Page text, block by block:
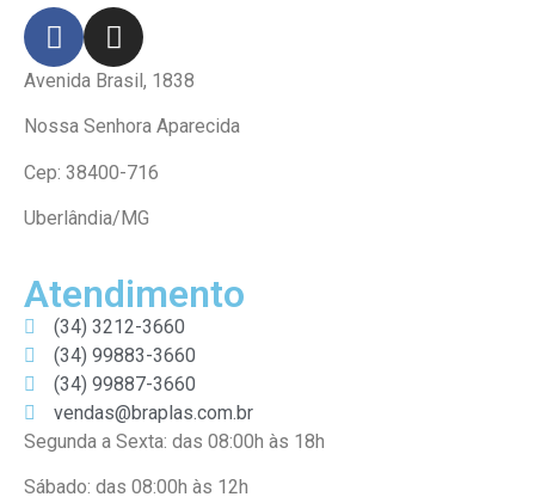
Avenida Brasil, 1838
Nossa Senhora Aparecida
Cep: 38400-716
Uberlândia/MG
Atendimento
(34) 3212-3660
(34) 99883-3660
(34) 99887-3660
vendas@braplas.com.br
Segunda a Sexta: das 08:00h às 18h
Sábado: das 08:00h às 12h